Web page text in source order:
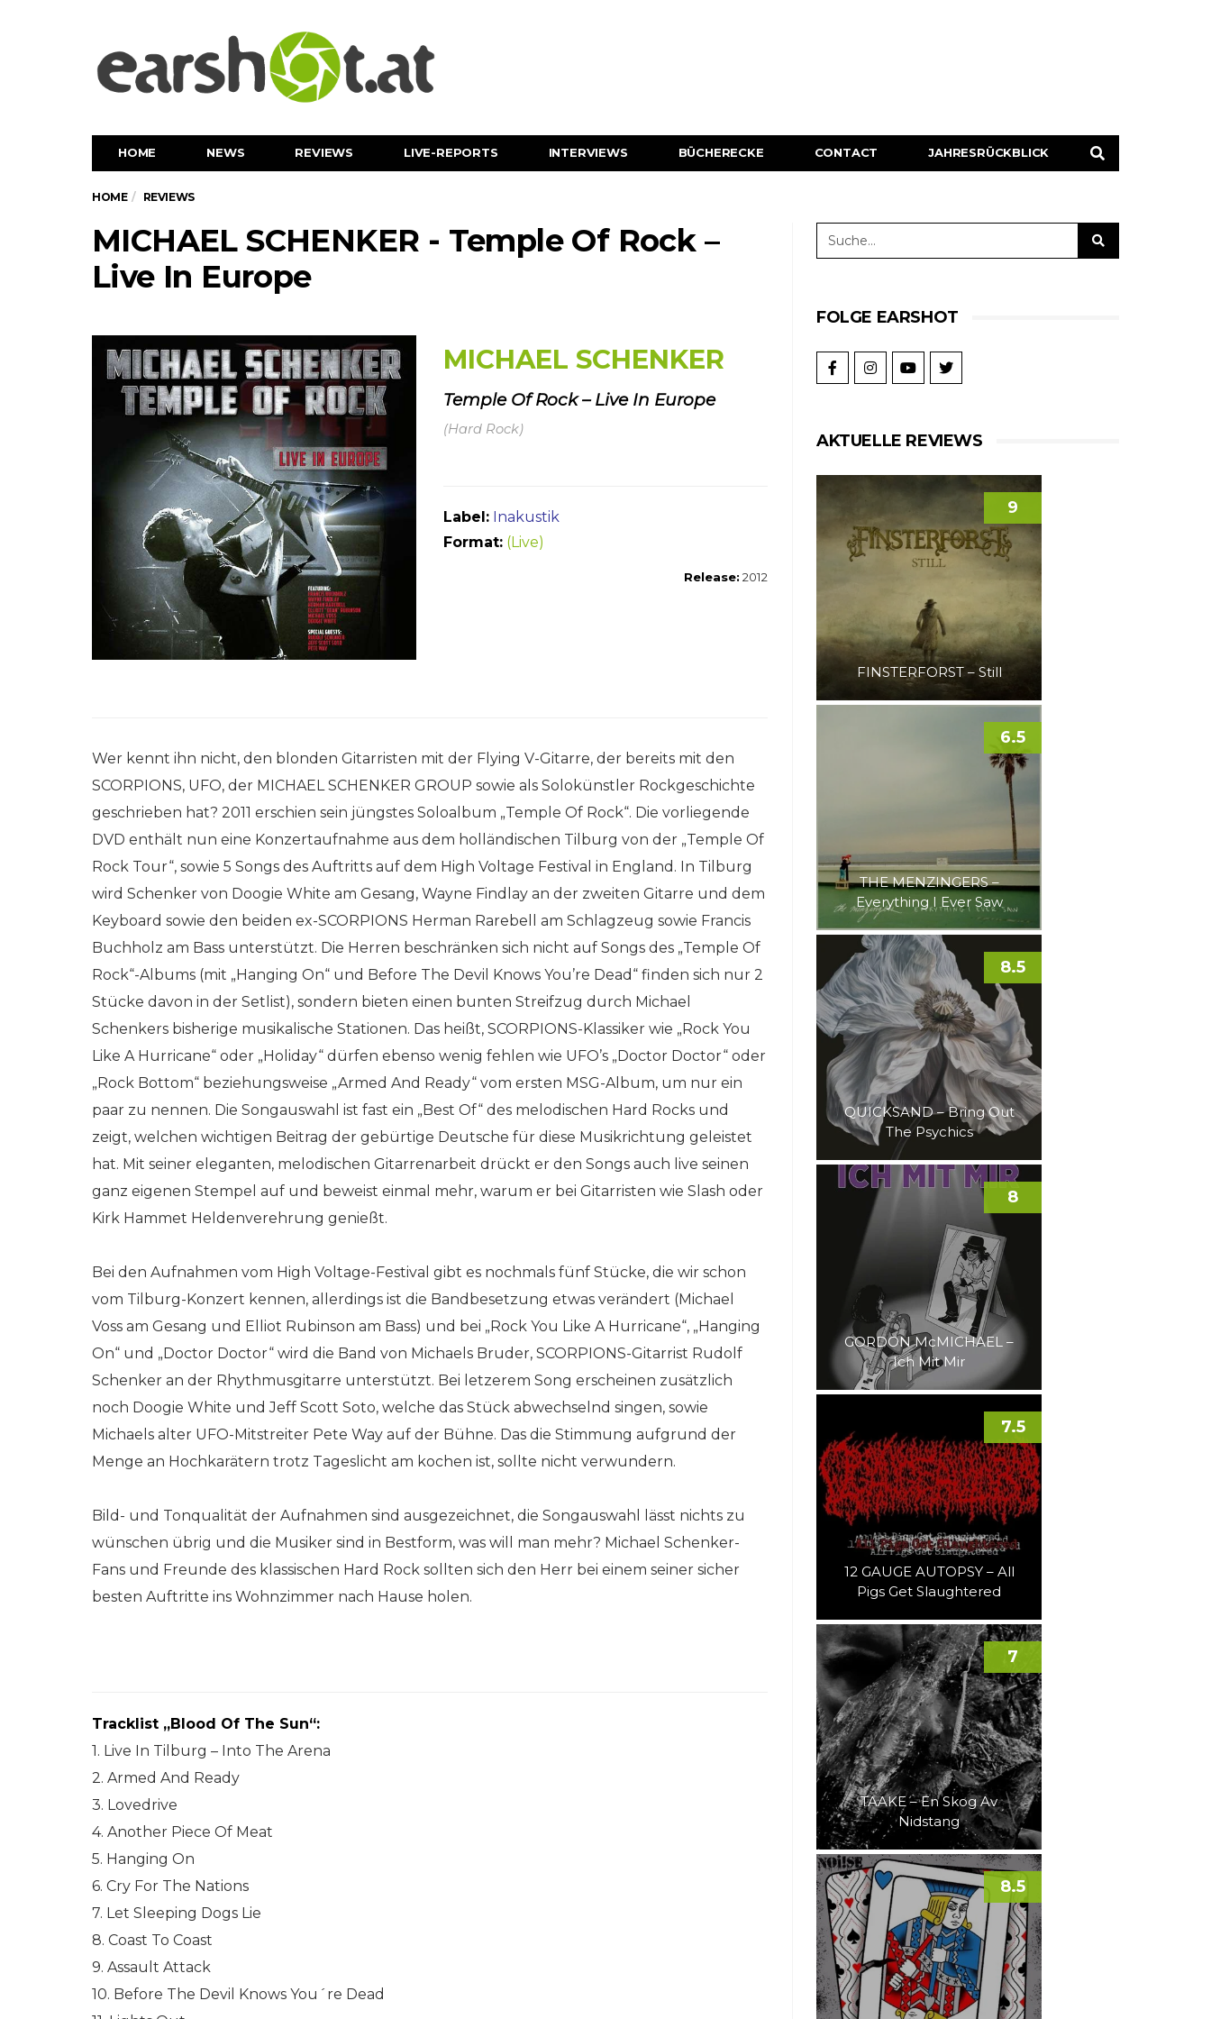
HOME NEWS REVIEWS LIVE-REPORTS INTERVIEWS BÜCHERECKE CONTACT JAHRESRÜCKBLICK
HOME REVIEWS
MICHAEL SCHENKER - Temple Of Rock –
Live In Europe
MICHAEL SCHENKER
Temple Of Rock – Live In Europe
(Hard Rock)
Label: Inakustik
Format: (Live)
Release: 2012
Wer kennt ihn nicht, den blonden Gitarristen mit der Flying V-Gitarre, der bereits mit den
SCORPIONS, UFO, der MICHAEL SCHENKER GROUP sowie als Solokünstler Rockgeschichte
geschrieben hat? 2011 erschien sein jüngstes Soloalbum „Temple Of Rock“. Die vorliegende
DVD enthält nun eine Konzertaufnahme aus dem holländischen Tilburg von der „Temple Of
Rock Tour“, sowie 5 Songs des Auftritts auf dem High Voltage Festival in England. In Tilburg
wird Schenker von Doogie White am Gesang, Wayne Findlay an der zweiten Gitarre und dem
Keyboard sowie den beiden ex-SCORPIONS Herman Rarebell am Schlagzeug sowie Francis
Buchholz am Bass unterstützt. Die Herren beschränken sich nicht auf Songs des „Temple Of
Rock“-Albums (mit „Hanging On“ und Before The Devil Knows You’re Dead“ finden sich nur 2
Stücke davon in der Setlist), sondern bieten einen bunten Streifzug durch Michael
Schenkers bisherige musikalische Stationen. Das heißt, SCORPIONS-Klassiker wie „Rock You
Like A Hurricane“ oder „Holiday“ dürfen ebenso wenig fehlen wie UFO’s „Doctor Doctor“ oder
„Rock Bottom“ beziehungsweise „Armed And Ready“ vom ersten MSG-Album, um nur ein
paar zu nennen. Die Songauswahl ist fast ein „Best Of“ des melodischen Hard Rocks und
zeigt, welchen wichtigen Beitrag der gebürtige Deutsche für diese Musikrichtung geleistet
hat. Mit seiner eleganten, melodischen Gitarrenarbeit drückt er den Songs auch live seinen
ganz eigenen Stempel auf und beweist einmal mehr, warum er bei Gitarristen wie Slash oder
Kirk Hammet Heldenverehrung genießt.
Bei den Aufnahmen vom High Voltage-Festival gibt es nochmals fünf Stücke, die wir schon
vom Tilburg-Konzert kennen, allerdings ist die Bandbesetzung etwas verändert (Michael
Voss am Gesang und Elliot Rubinson am Bass) und bei „Rock You Like A Hurricane“, „Hanging
On“ und „Doctor Doctor“ wird die Band von Michaels Bruder, SCORPIONS-Gitarrist Rudolf
Schenker an der Rhythmusgitarre unterstützt. Bei letzerem Song erscheinen zusätzlich
noch Doogie White und Jeff Scott Soto, welche das Stück abwechselnd singen, sowie
Michaels alter UFO-Mitstreiter Pete Way auf der Bühne. Das die Stimmung aufgrund der
Menge an Hochkarätern trotz Tageslicht am kochen ist, sollte nicht verwundern.
Bild- und Tonqualität der Aufnahmen sind ausgezeichnet, die Songauswahl lässt nichts zu
wünschen übrig und die Musiker sind in Bestform, was will man mehr? Michael Schenker-
Fans und Freunde des klassischen Hard Rock sollten sich den Herr bei einem seiner sicher
besten Auftritte ins Wohnzimmer nach Hause holen.
Tracklist „Blood Of The Sun“:
1. Live In Tilburg – Into The Arena
2. Armed And Ready
3. Lovedrive
4. Another Piece Of Meat
5. Hanging On
6. Cry For The Nations
7. Let Sleeping Dogs Lie
8. Coast To Coast
9. Assault Attack
10. Before The Devil Knows You´re Dead
FOLGE EARSHOT
AKTUELLE REVIEWS
FINSTERFORST – Still
9
THE MENZINGERS –
Everything I Ever Saw
6.5
QUICKSAND – Bring Out
The Psychics
8.5
GORDON McMICHAEL –
Ich Mit Mir
8
12 GAUGE AUTOPSY – All
Pigs Get Slaughtered
7.5
TAAKE – En Skog Av
Nidstang
7
8.5